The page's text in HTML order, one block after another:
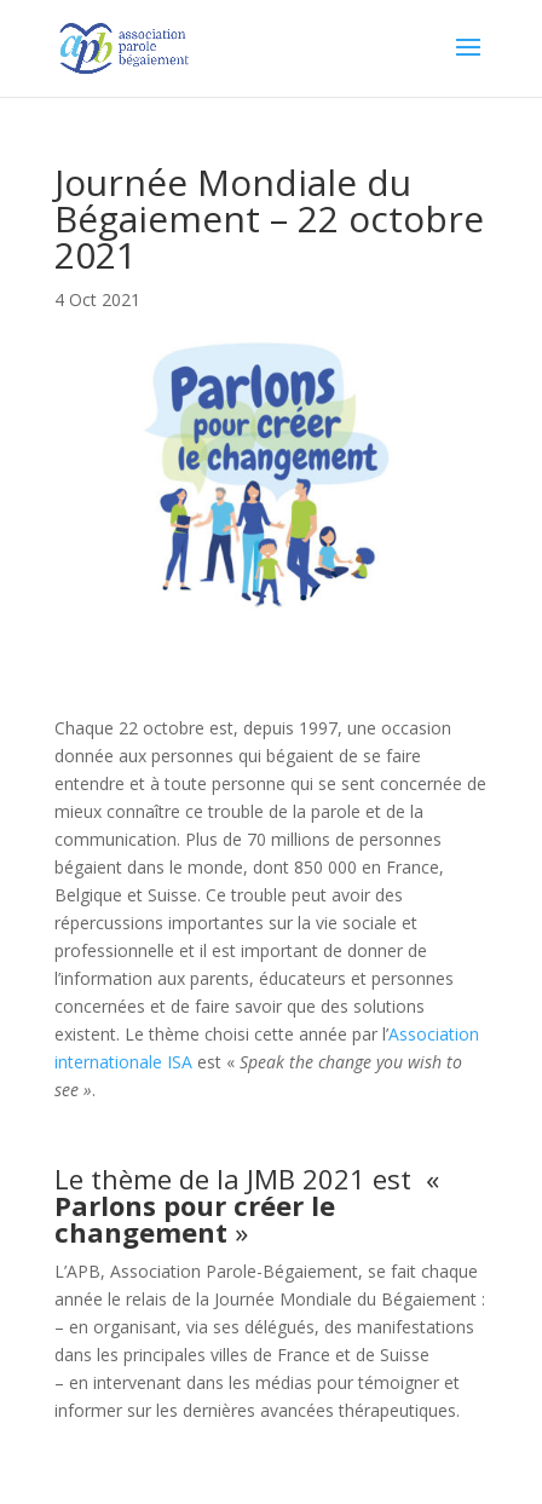
Journée Mondiale du
Bégaiement – 22 octobre
2021
4 Oct 2021
Chaque 22 octobre est, depuis 1997, une occasion
donnée aux personnes qui bégaient de se faire
entendre et à toute personne qui se sent concernée de
mieux connaître ce trouble de la parole et de la
communication. Plus de 70 millions de personnes
bégaient dans le monde, dont 850 000 en France,
Belgique et Suisse. Ce trouble peut avoir des
répercussions importantes sur la vie sociale et
professionnelle et il est important de donner de
l’information aux parents, éducateurs et personnes
concernées et de faire savoir que des solutions
existent. Le thème choisi cette année par l’Association
internationale ISAest « Speak the change you wish to
see ».
Le thème de la JMB 2021 est «
Parlons pour créer le
changement »
L’APB, Association Parole-Bégaiement, se fait chaque
année le relais de la Journée Mondiale du Bégaiement :
– en organisant, via ses délégués, des manifestations
dans les principales villes de France et de Suisse
– en intervenant dans les médias pour témoigner et
informer sur les dernières avancées thérapeutiques.